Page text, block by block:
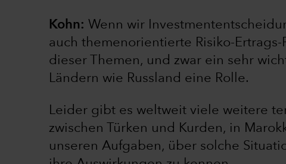
Kohn: Wenn wir
auch themenorientierte Risiko-
dieser Themen, und zwar ein sehr
Ländern wie Russland eine Rolle.
Leider gibt es weltweit viele weitere
zwischen Türken und Kurden, in
unseren Aufgaben, über solche